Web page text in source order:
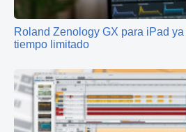
Roland Zenology GX para iPad
tiempo limitado